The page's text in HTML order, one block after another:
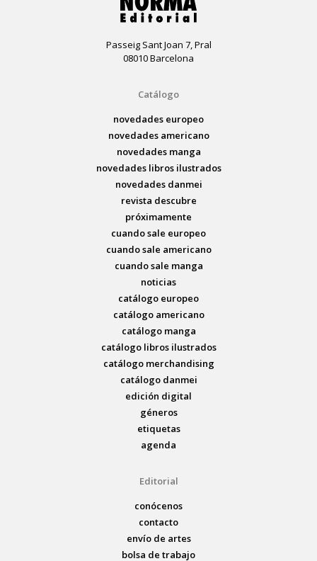
Passeig Sant Joan 7, Pral
08010 Barcelona
Catálogo
novedades europeo
novedades americano
novedades manga
novedades libros ilustrados
novedades danmei
revista descubre
próximamente
cuando sale europeo
cuando sale americano
cuando sale manga
noticias
catálogo europeo
catálogo americano
catálogo manga
catálogo libros ilustrados
catálogo merchandising
catálogo danmei
edición digital
géneros
etiquetas
agenda
Editorial
conócenos
contacto
envío de artes
bolsa de trabajo